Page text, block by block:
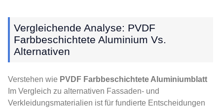
Vergleichende Analyse: PVDF
Farbbeschichtete Aluminium Vs.
Alternativen
Verstehen wie PVDF Farbbeschichtete Aluminiumblatt
Im Vergleich zu alternativen Fassaden- und
Verkleidungsmaterialien ist für fundierte Entscheidungen